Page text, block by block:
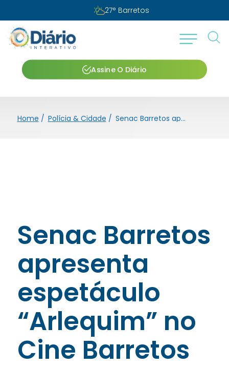
27° Barretos
Assine O Diário
Home / Polícia & Cidade / Senac Barretos apresenta espetáculo “Arlequim” no Cine Barretos
Senac Barretos
apresenta
espetáculo
“Arlequim” no
Cine Barretos